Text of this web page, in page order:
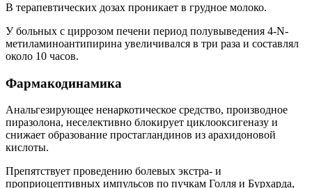
В терапевтических дозах проникает в грудное молоко.
У больных с циррозом печени период полувыведения 4-N-
метиламиноантипирина увеличивался в три раза и составлял
около 10 часов.
Фармакодинамика
Анальгезирующее ненаркотическое средство, производное
пиразолона, неселективно блокирует циклооксигеназу и
снижает образование простагландинов из арахидоновой
кислоты.
Препятствует проведению болевых экстра- и
проприоцептивных импульсов по пучкам Голля и Бурхарда,